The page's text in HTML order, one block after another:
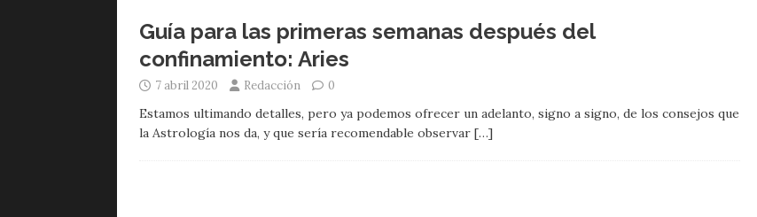
Guía para las primeras semanas después del
confinamiento: Aries
7 abril 2020 Redacción 0
Estamos ultimando detalles, pero ya podemos ofrecer un adelanto, signo a signo, de los consejos que
la Astrología nos da, y que sería recomendable observar […]